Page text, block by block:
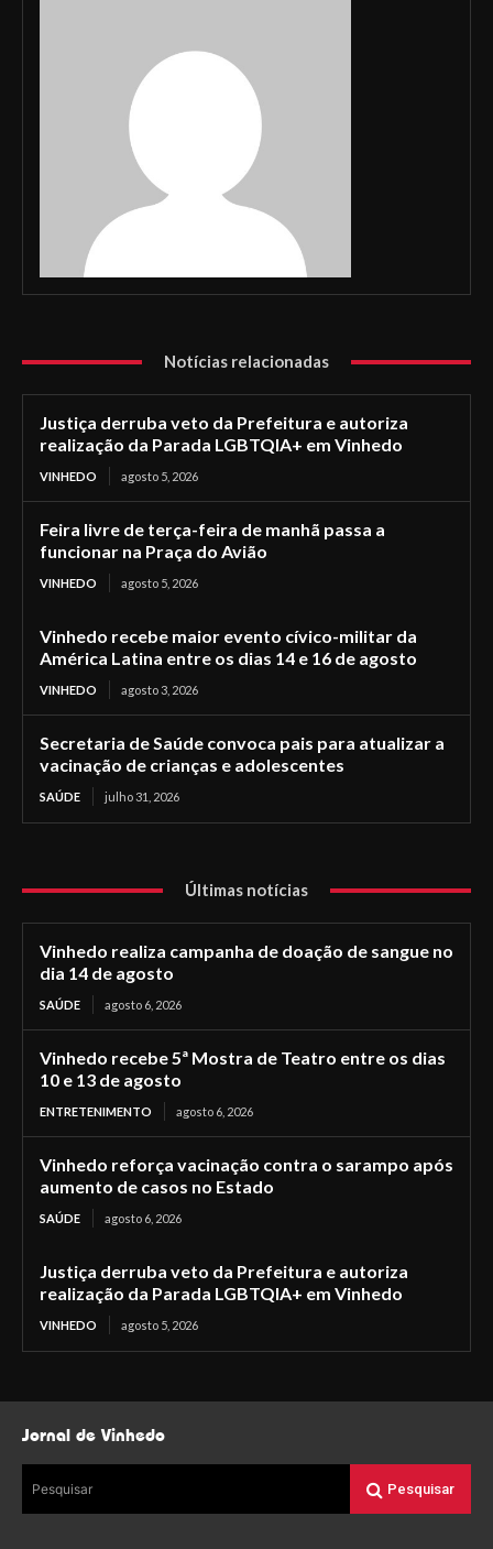
Notícias relacionadas
Justiça derruba veto da Prefeitura e autoriza
realização da Parada LGBTQIA+ em Vinhedo
VINHEDO agosto 5, 2026
Feira livre de terça-feira de manhã passa a
funcionar na Praça do Avião
VINHEDO agosto 5, 2026
Vinhedo recebe maior evento cívico-militar da
América Latina entre os dias 14 e 16 de agosto
VINHEDO agosto 3, 2026
Secretaria de Saúde convoca pais para atualizar a
vacinação de crianças e adolescentes
SAÚDE julho 31, 2026
Últimas notícias
Vinhedo realiza campanha de doação de sangue no
dia 14 de agosto
SAÚDE agosto 6, 2026
Vinhedo recebe 5ª Mostra de Teatro entre os dias
10 e 13 de agosto
ENTRETENIMENTO agosto 6, 2026
Vinhedo reforça vacinação contra o sarampo após
aumento de casos no Estado
SAÚDE agosto 6, 2026
Justiça derruba veto da Prefeitura e autoriza
realização da Parada LGBTQIA+ em Vinhedo
VINHEDO agosto 5, 2026
Jornal de Vinhedo
Pesquisar Pesquisar